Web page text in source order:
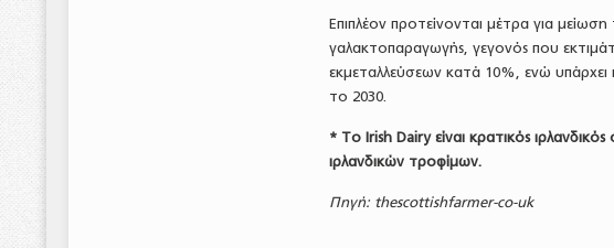
Επιπλέον προτείνονται μέτρα για
γαλακτοπαραγωγής, γεγονός που
εκμεταλλεύσεων κατά 10%, ενώ
το 2030.
* Το Irish Dairy είναι κρατικός
ιρλανδικών τροφίμων.
Πηγή: thescottishfarmer-co-uk